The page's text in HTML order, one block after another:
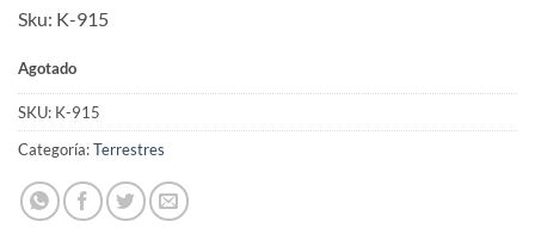
Sku: K-915
Agotado
SKU: K-915
Categoría:Terrestres